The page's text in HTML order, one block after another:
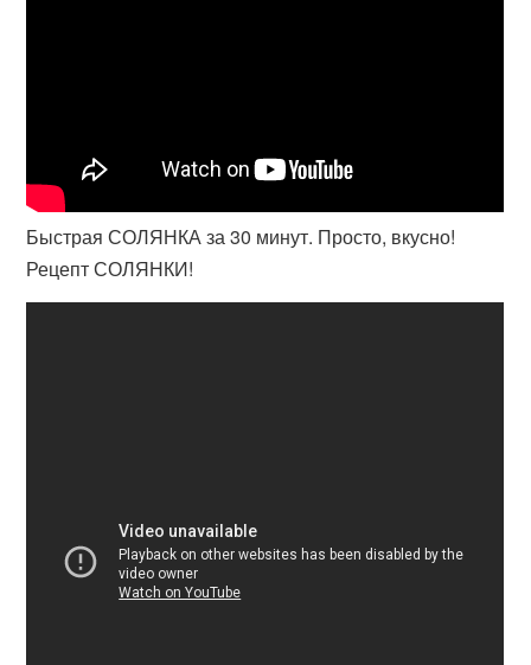
Быстрая СОЛЯНКА за 30 минут. Просто, вкусно!
Рецепт СОЛЯНКИ!